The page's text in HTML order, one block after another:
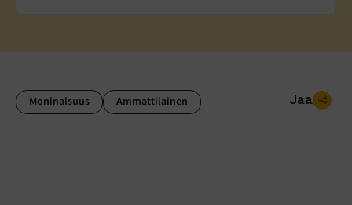
Moninaisuus Ammattilainen Jaa